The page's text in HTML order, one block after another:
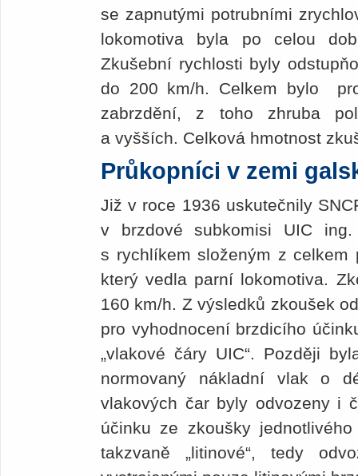
se zapnutými potrubními
lokomotiva byla po celou
Zkušební rychlosti byly
do 200 km/h. Celkem bylo
zabrzdění, z toho zhruba
a vyšších. Celková hmotnost
Průkopníci v zemi
Již v roce 1936 uskutečnily
v brzdové subkomisi UIC
s rychlíkem složeným z celkem
který vedla parní lokomotiva.
160 km/h. Z výsledků zkoušek
pro vyhodnocení brzdicího
„vlakové čáry UIC“. Později
normovaný nákladní vlak o
vlakových čar byly odvozeny i
účinku ze zkoušky
takzvaně „litinové“, tedy